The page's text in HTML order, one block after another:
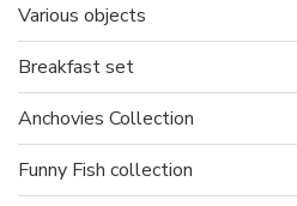
Various objects
Breakfast set
Anchovies Collection
Funny Fish collection